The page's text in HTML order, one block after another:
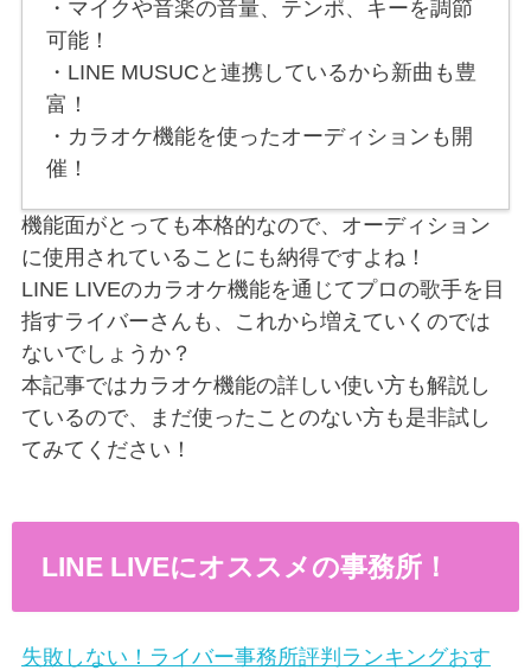
・マイクや音楽の音量、テンポ、キーを調節
可能！
・LINE MUSUCと連携しているから新曲も豊
富！
・カラオケ機能を使ったオーディションも開
催！
機能面がとっても本格的なので、オーディション
に使用されていることにも納得ですよね！
LINE LIVEのカラオケ機能を通じてプロの歌手を目
指すライバーさんも、これから増えていくのでは
ないでしょうか？
本記事ではカラオケ機能の詳しい使い方も解説し
ているので、まだ使ったことのない方も是非試し
てみてください！
LINE LIVEにオススメの事務所！
失敗しない！ライバー事務所評判ランキングおす